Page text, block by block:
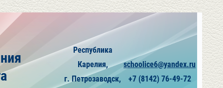
Республика
Карелия,
г. Петрозаводск,
schoolice6@yandex.ru
+7 (8142) 76-49-72